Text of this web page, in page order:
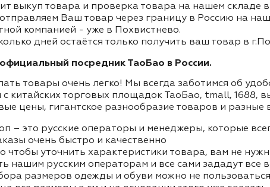
выкуп товара и проверка товара на нашем складе
отправляем Ваш товар через границу в Россию на
компанией - уже в Похвистнево.
дней остаётся только получить ваш товар в
посредник ТаоБао в России.
товары очень легко! Мы всегда заботимся об
китайских торговых площадок ТаоБао, tmall, 1688,
цены, гигантское разнообразие товаров и разные
– это русские операторы и менеджеры, которые
очень быстро и качественно
чтобы уточнить характеристики товара, вам не
нашим русским операторам и все сами зададут все
размеров одежды и обуви можно не